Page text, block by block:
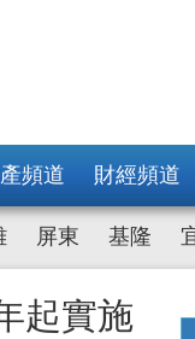
頻道 財經頻道
屏東 基隆
起實施